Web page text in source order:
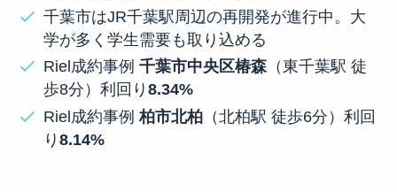
千葉市はJR千葉駅周辺の再開発が進行中。大
学が多く学生需要も取り込める
Riel成約事例千葉市中央区椿森（東千葉駅 徒
歩8分）利回り8.34%
Riel成約事例柏市北柏 （北柏駅 徒歩6分）利回
り8.14%